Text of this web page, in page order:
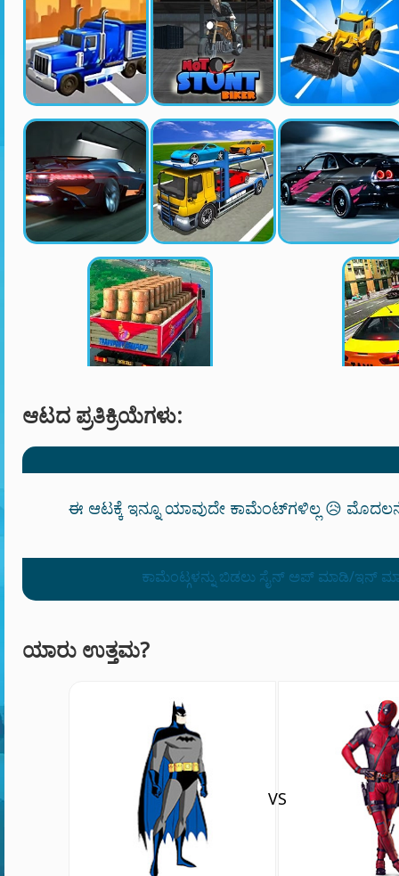
ಆಟದ ಪ್ರತಿಕ್ರಿಯೆಗಳು:
ಈ ಆಟಕ್ಕೆ ಇನ್ನೂ ಯಾವುದೇ ಕಾಮೆಂಟ್‌ಗಳಿಲ್ಲ 😥
ಕಾಮೆಂಟ್ಗಳನ್ನು ಬಿಡಲು ಸೈನ್ ಅಪ್ ಮಾಡಿ/ಇನ್
ಯಾರು ಉತ್ತಮ?
VS